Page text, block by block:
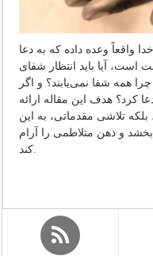
واقعاً وعده داده که به دعا
آیا باید انتظار شفای
همه شفا نمی‌یابند؟ و اگر
کرد؟ هدف این مقاله ارائه
تلاشی مقدماتی، به این
و ذهن متلاطمی را آرام